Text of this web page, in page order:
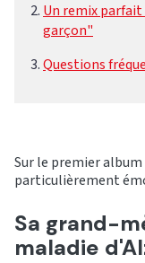
Un remix
garçon"
Questions
Sur le premier album
particulièrement
Sa grand-
maladie